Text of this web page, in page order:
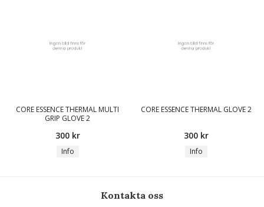
CORE ESSENCE THERMAL MULTI
GRIP GLOVE 2
300 kr
Info
CORE ESSENCE THERMAL GLOVE 2
300 kr
Info
Kontakta oss